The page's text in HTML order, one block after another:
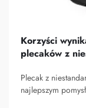
Korzyści
plecaków z
Plecak z
najlepszym